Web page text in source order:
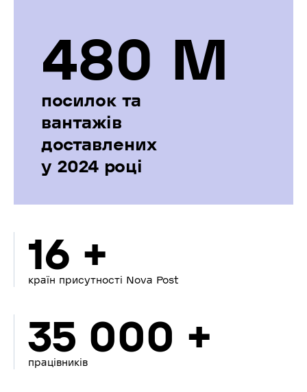
480 М
посилок та
вантажів
доставлених
у 2024 році
16 +
країн присутності Nova Post
35 000 +
працівників